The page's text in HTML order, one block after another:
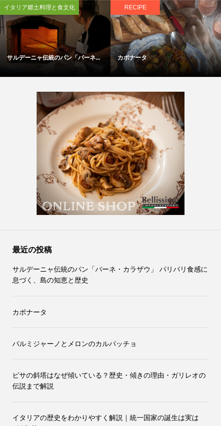
イタリア郷土料理と食文化
サルデーニャ伝統のパン「パーネ...
RECIPE
カポナータ
最近の投稿
サルデーニャ伝統のパン「パーネ・カラザウ」 パリパリ食感に
息づく、島の知恵と歴史
カポナータ
パルミジャーノとメロンのカルパッチョ
ピサの斜塔はなぜ傾いている？歴史・傾きの理由・ガリレオの
伝説まで解説
イタリアの歴史をわかりやすく解説｜統一国家の誕生は実は